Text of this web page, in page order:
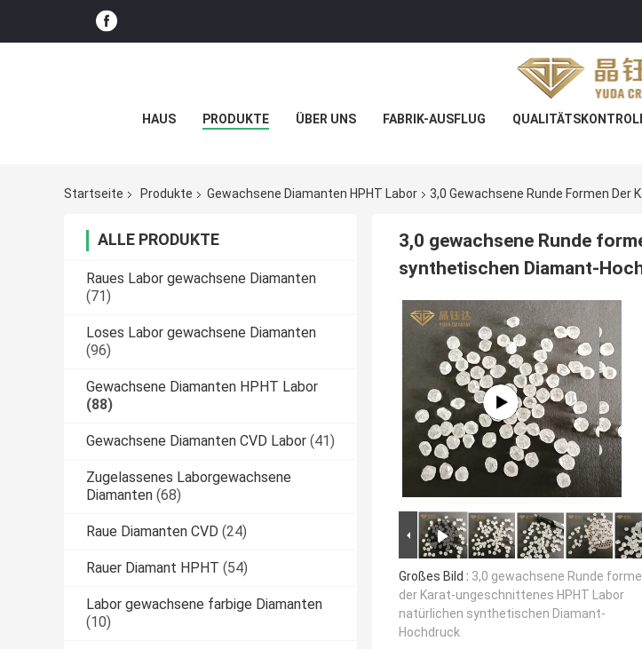
HAUS PRODUKTE ÜBER UNS FABRIK-AUSFLUG
Startseite Produkte Gewachsene Diamanten HPHT Labor 3,0 Gewachsene Runde Formen
ALLE PRODUKTE
Raues Labor gewachsene Diamanten
(71)
Loses Labor gewachsene Diamanten
(96)
Gewachsene Diamanten HPHT Labor
(88)
Gewachsene Diamanten CVD Labor (41)
Zugelassenes Laborgewachsene
Diamanten (68)
Raue Diamanten CVD (24)
Rauer Diamant HPHT (54)
Labor gewachsene farbige Diamanten
(10)
3,0 gewachsene Runde
synthetischen Diamant-
Großes Bild : 3,0 gewachsene Runde
der Karat-ungeschnittenes HPHT Labor
natürlichen synthetischen Diamant-
Hochdruck